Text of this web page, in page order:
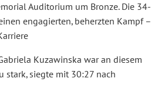
Auditorium um Bronze. Die 34-
engagierten, beherzten Kampf –
Kuzawinska war an diesem
stark, siegte mit 30:27 nach